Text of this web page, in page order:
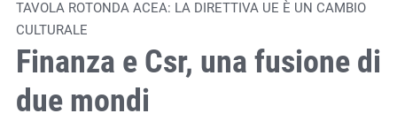
TAVOLA ROTONDA ACEA: LA DIRETTIVA UE È UN CAMBIO
CULTURALE
Finanza e Csr, una fusione di
due mondi